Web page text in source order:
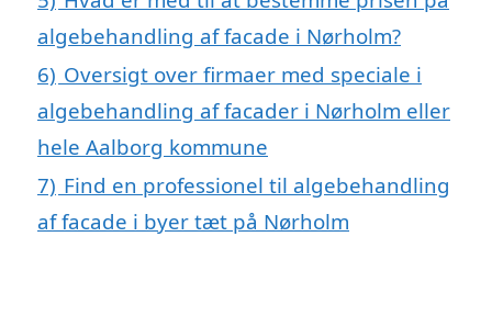
algebehandling af facade i Nørholm?
6) Oversigt over firmaer med speciale i
algebehandling af facader i Nørholm eller
hele Aalborg kommune
7) Find en professionel til algebehandling
af facade i byer tæt på Nørholm